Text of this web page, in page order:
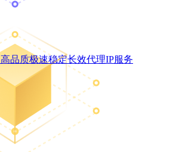
高品质极速稳定长效代理IP服务